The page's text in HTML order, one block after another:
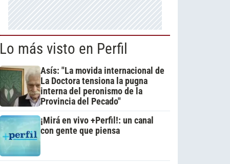
Lo más visto en Perfil
Asís: "La movida internacional de
La Doctora tensiona la pugna
interna del peronismo de la
Provincia del Pecado"
¡Mirá en vivo +Perfil!: un canal
con gente que piensa